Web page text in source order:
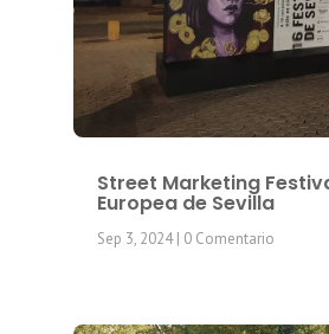
Street Marketing
Europea de Sevilla
Sep 3, 2024| 0 Comentario